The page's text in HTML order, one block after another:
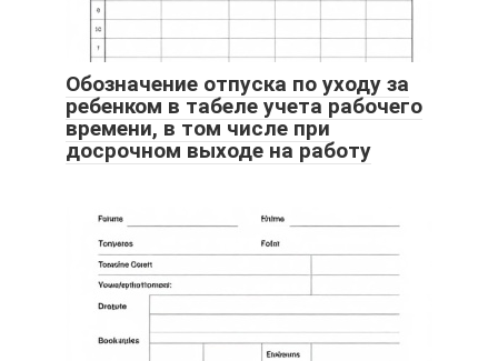
Обозначение отпуска по уходу за
ребенком в табеле учета рабочего
времени, в том числе при
досрочном выходе на работу